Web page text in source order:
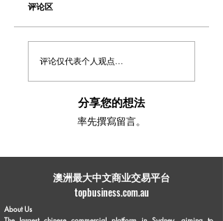
评论区
评论仅代表个人观点...
分享您的想法
率先撰寫留言。
​澳洲最大中文商业交易平台
topbusiness.com.au
About Us